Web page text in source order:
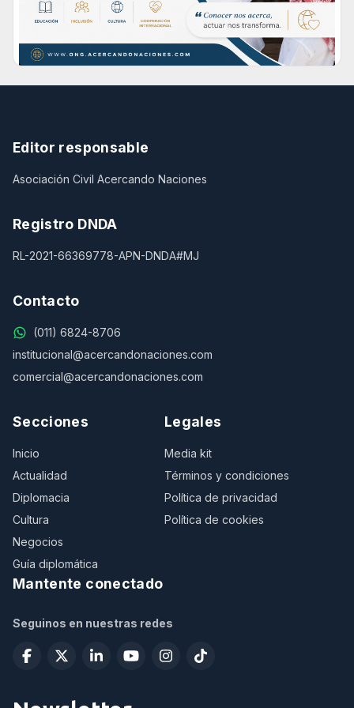
Editor responsable
Asociación Civil Acercando Naciones
Registro DNDA
RL-2021-66369778-APN-DNDA#MJ
Contacto
(011) 6824-8706
institucional@acercandonaciones.com
comercial@acercandonaciones.com
Secciones
Inicio
Actualidad
Diplomacia
Cultura
Negocios
Guía diplomática
Legales
Media kit
Términos y condiciones
Política de privacidad
Política de cookies
Mantente conectado
Seguinos en nuestras redes